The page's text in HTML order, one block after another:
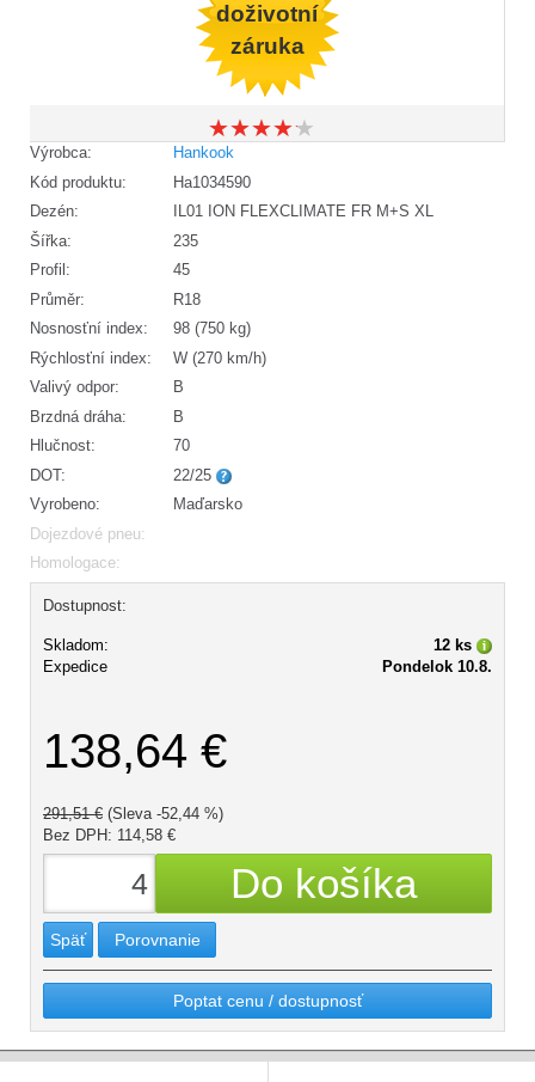
doživotní
záruka
★★★★★
★★★★★
Výrobca:
Hankook
Kód produktu:
Ha1034590
Dezén:
IL01 ION FLEXCLIMATE FR M+S XL
Šířka:
235
Profil:
45
Průměr:
R18
Nosnosťní index:
98 (750 kg)
Rýchlosťní index:
W (270 km/h)
Valivý odpor:
B
Brzdná dráha:
B
Hlučnost:
70
DOT:
22/25
Vyrobeno:
Maďarsko
Dojezdové pneu:
Homologace:
Dostupnost:
Skladom:
12 ks
Expedice
Pondelok 10.8.
138,64 €
291,51 € (Sleva -52,44 %)
Bez DPH: 114,58 €
Späť Porovnanie
Poptat cenu / dostupnosť